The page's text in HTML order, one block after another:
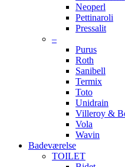
Neoperl
Pettinaroli
Pressalit
–
Purus
Roth
Sanibell
Termix
Toto
Unidrain
Villeroy &
Vola
Wavin
Badeværelse
TOILET